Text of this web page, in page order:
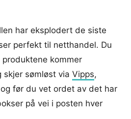
har eksplodert de siste
perfekt til netthandel. Du
kommer
skjer sømløst via Vipps,
før du vet ordet av det har
på vei i posten hver